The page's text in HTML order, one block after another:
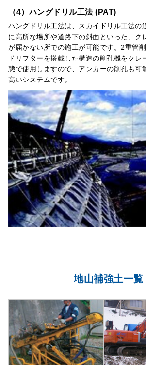
（4）ハングドリル工法 (PAT)
ハングドリル工法は、スカイドリル工法の
に高所な場所や道路下の斜面といった、ク
が届かない所での施工が可能です。2重管
ドリフターを搭載した構造の削孔機をクレ
態で使用しますので、アンカーの削孔も可
高いシステムです。
地山補強土一覧